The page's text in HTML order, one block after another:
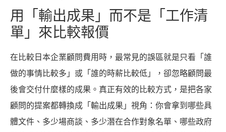
用「輸出成果」而不是「工作清
單」來比較報價
在比較日本企業顧問費用時，最常見的誤區就是只看「誰
做的事情比較多」或「誰的時薪比較低」，卻忽略顧問最
後會交付什麼樣的成果。真正有效的比較方式，是把各家
顧問的提案都轉換成「輸出成果」視角：你會拿到哪些具
體文件、多少場商談、多少潛在合作對象名單、哪些政府